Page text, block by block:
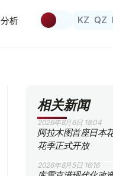
分析 KZ QZ
相关新闻
2026年8月6日 18:04
阿拉木图首座日本
花季正式开放
2026年8月5日 16:16